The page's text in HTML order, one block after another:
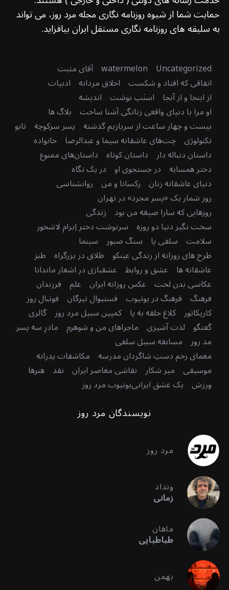
حمایت شما از شیوه روزنامه نگاری مجله مرد روز، می تواند
به سلیقه های روزنامه نگاری مستقل ایران بیافزاید.
Uncategorized
watermelon آقای مثبت
اتفاقی که افتاد و شکست اخلاق مردانه ادبیات
از اینجا و از آنجا اسنَپ نوشت اندیشه
او مرا با دنیای واقعی زنانگی آشنا ساخت بلاگ ها
بیست و چهار ساعت از سربازیم گذشته پسر سرکوچه تابو
تکنولوژی چت‌های عاشقانه سیما و عبدالرضا خانواده
داستان دنباله دار داستان کوتاه داستان‌های ممنوع
دختر همسایه در جستجوی او در یک نگاه
دنیای عاشقانه زنان رکسانا و من روانشناسی
روز شمار یک «پسر مجرد» در تهران
روزهایی که سارا صیغه من بود زندگی
سخت نگیر دنیا دو روزه سرنوشت دختر اِبرام لاشخور
سلامت سلفی پا سنگ صبور سینما
طرح های روزانه از زندگی عینکو طلاق در بزرگراه طنز
عاشقانه ها عشق و روابط عشقبازی در اشعار ماندانا
عکاسی بدن لخت عکس روزانه ایران علم فرزندان
فرهنگ فرهنگ در یوتیوب فستیوال تیرگان فوتبال روز
کاریکاتور کلاغ حلقه به پا کمپین سبیل مرد روز گالری
گفتگو لذت آشپزی ماجراهای من و شوهرم مادرِ سه پسر
مد روز مسابقه سبیل سلفی
معمای زخم دستِ شاگردان مدرسه مکاشفات پدرانه
موسیقی میر شکار نقاشی معاصر ایران نقد هنرها
ورزش یک عشق ایرانییوتیوب مرد روز
نویسندگان مرد روز
مرد روز
ونداد
زمانی
ماهان
طباطبایی
بهمن